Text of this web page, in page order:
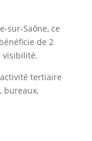
sur-Saône, ce
de 2
visibilité.
tertiaire
bureaux,